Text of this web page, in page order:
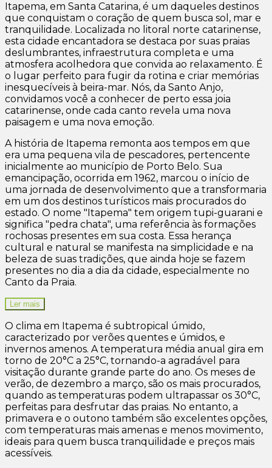
Itapema, em Santa Catarina, é um daqueles destinos
que conquistam o coração de quem busca sol, mar e
tranquilidade. Localizada no litoral norte catarinense,
esta cidade encantadora se destaca por suas praias
deslumbrantes, infraestrutura completa e uma
atmosfera acolhedora que convida ao relaxamento. É
o lugar perfeito para fugir da rotina e criar memórias
inesquecíveis à beira-mar. Nós, da Santo Anjo,
convidamos você a conhecer de perto essa joia
catarinense, onde cada canto revela uma nova
paisagem e uma nova emoção.
A história de Itapema remonta aos tempos em que
era uma pequena vila de pescadores, pertencente
inicialmente ao município de Porto Belo. Sua
emancipação, ocorrida em 1962, marcou o início de
uma jornada de desenvolvimento que a transformaria
em um dos destinos turísticos mais procurados do
estado. O nome "Itapema" tem origem tupi-guarani e
significa "pedra chata", uma referência às formações
rochosas presentes em sua costa. Essa herança
cultural e natural se manifesta na simplicidade e na
beleza de suas tradições, que ainda hoje se fazem
presentes no dia a dia da cidade, especialmente no
Canto da Praia.
Ler mais
O clima em Itapema é subtropical úmido,
caracterizado por verões quentes e úmidos, e
invernos amenos. A temperatura média anual gira em
torno de 20°C a 25°C, tornando-a agradável para
visitação durante grande parte do ano. Os meses de
verão, de dezembro a março, são os mais procurados,
quando as temperaturas podem ultrapassar os 30°C,
perfeitas para desfrutar das praias. No entanto, a
primavera e o outono também são excelentes opções,
com temperaturas mais amenas e menos movimento,
ideais para quem busca tranquilidade e preços mais
acessíveis.